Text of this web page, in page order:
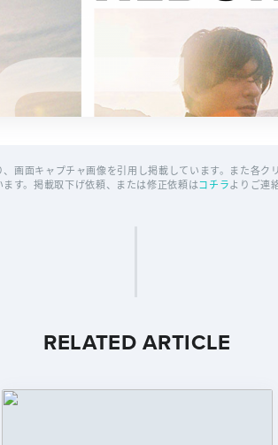
画面キャプチャ画像を引用し掲載しています。また各
ます。掲載取下げ依頼、または修正依頼はコチラよりご連
RELATED ARTICLE